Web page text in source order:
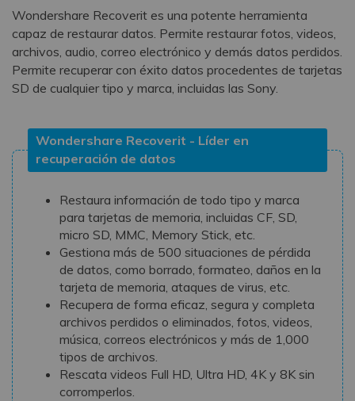
Wondershare Recoverit es una potente herramienta
capaz de restaurar datos. Permite restaurar fotos, videos,
archivos, audio, correo electrónico y demás datos perdidos.
Permite recuperar con éxito datos procedentes de tarjetas
SD de cualquier tipo y marca, incluidas las Sony.
Wondershare Recoverit - Líder en
recuperación de datos
Restaura información de todo tipo y marca
para tarjetas de memoria, incluidas CF, SD,
micro SD, MMC, Memory Stick, etc.
Gestiona más de 500 situaciones de pérdida
de datos, como borrado, formateo, daños en la
tarjeta de memoria, ataques de virus, etc.
Recupera de forma eficaz, segura y completa
archivos perdidos o eliminados, fotos, videos,
música, correos electrónicos y más de 1,000
tipos de archivos.
Rescata videos Full HD, Ultra HD, 4K y 8K sin
corromperlos.